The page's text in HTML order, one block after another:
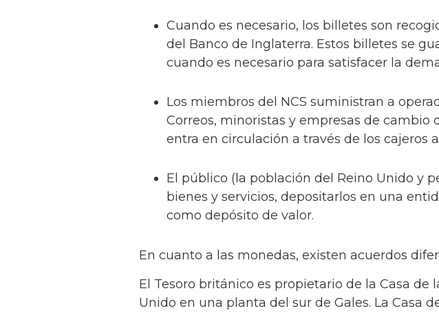
Cuando es necesario, los billetes son
del Banco de Inglaterra. Estos billetes se
cuando es necesario para satisfacer la
Los miembros del NCS suministran a
Correos, minoristas y empresas de cambio
entra en circulación a través de los cajeros
El público (la población del Reino Unido y
bienes y servicios, depositarlos en una
como depósito de valor.
En cuanto a las monedas, existen acuerdos
El Tesoro británico es propietario de la Casa
Unido en una planta del sur de Gales. La Casa